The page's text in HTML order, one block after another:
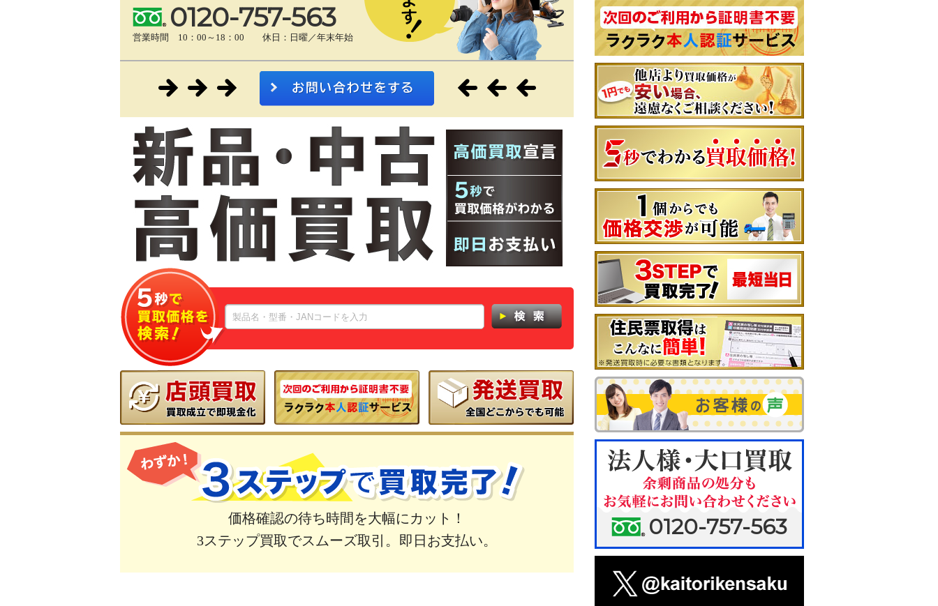
0120-757-563
営業時間 10：00～18：00 休日：日曜／年末年始
価格確認の待ち時間を大幅にカット！
3ステップ買取でスムーズ取引。即日お支払い。
0120-757-563